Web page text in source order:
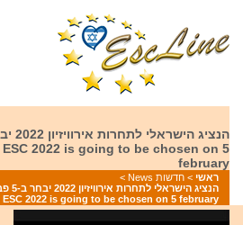
2022 is going to be chosen on 5
february
ראשי > חדשות News
>
2022 is going to be chosen on 5 february